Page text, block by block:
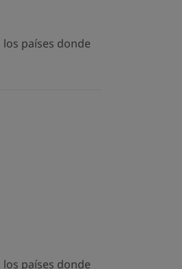
países donde
países donde